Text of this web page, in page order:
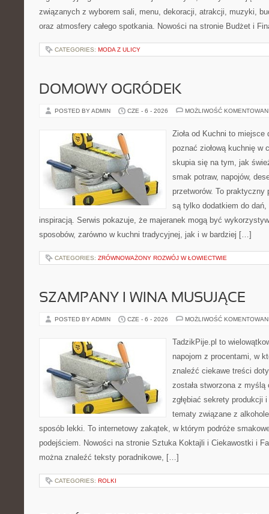
związanych z wyborem sali, menu, dekoracji, atrakcji, muzyki,
oraz atmosfery całego spotkania. Nowości na stronie Budżet i
CATEGORIES: MODA Z ULICY
DOMOWY OGRÓDEK
POSTED BY ADMIN CZE - 6 - 2026 MOŻLIWOŚĆ
Zioła od Kuchni to
poznać ziołową kuchnię w
skupia się na tym, jak
smak potraw, napojów,
przetworów. To praktyczny
są tylko dodatkiem do dań,
inspiracją. Serwis pokazuje, że majeranek mogą być
sposobów, zarówno w kuchni tradycyjnej, jak i w bardziej […]
CATEGORIES: ZRÓWNOWAŻONY ROZWÓJ W ŁOWIECTWIE
SZAMPANY I WINA MUSUJĄCE
POSTED BY ADMIN CZE - 6 - 2026 MOŻLIWOŚĆ
TadzikPije.pl to
napojom z procentami, w
znaleźć ciekawe treści
została stworzona z
zgłębiać sekrety produkcji
tematy związane z
sposób lekki. To internetowy zakątek, w którym podróże
podejściem. Nowości na stronie Sztuka Koktajli i Ciekawostki i
można znaleźć teksty poradnikowe, […]
CATEGORIES: ROLKI